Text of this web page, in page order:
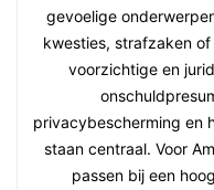
gevoelige
kwesties, strafzaken
voorzichtige en
privacybescherming en
staan centraal. Voor
passen bij een